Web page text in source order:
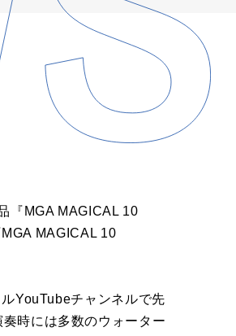
『MGA MAGICAL 10
MAGICAL 10
YouTubeチャンネルで先
時には多数のウォーター